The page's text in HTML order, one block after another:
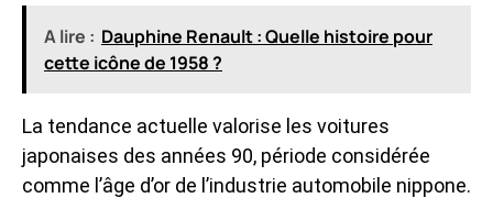
A lire : Dauphine Renault : Quelle histoire pour
cette icône de 1958 ?
La tendance actuelle valorise les voitures
japonaises des années 90, période considérée
comme l’âge d’or de l’industrie automobile nippone.